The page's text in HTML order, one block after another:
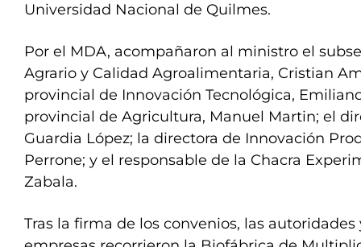
Universidad Nacional de Quilmes.
Por el MDA, acompañaron al ministro el
Agrario y Calidad Agroalimentaria, Cristian
provincial de Innovación Tecnológica,
provincial de Agricultura, Manuel Martin; el
Guardia López; la directora de Innovación
Perrone; y el responsable de la Chacra
Zabala.
Tras la firma de los convenios, las